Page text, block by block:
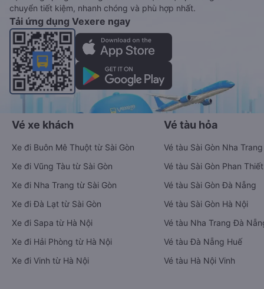
chuyển tiết kiệm, nhanh chóng và phù hợp nhất.
Tải ứng dụng Vexere ngay
Vé xe khách
Xe đi Buôn Mê Thuột từ Sài Gòn
Xe đi Vũng Tàu từ Sài Gòn
Xe đi Nha Trang từ Sài Gòn
Xe đi Đà Lạt từ Sài Gòn
Xe đi Sapa từ Hà Nội
Xe đi Hải Phòng từ Hà Nội
Xe đi Vinh từ Hà Nội
Vé tàu hỏa
Vé tàu Sài Gòn Nha Trang
Vé tàu Sài Gòn Phan Thiết
Vé tàu Sài Gòn Đà Nẵng
Vé tàu Sài Gòn Hà Nội
Vé tàu Nha Trang Đà
Vé tàu Đà Nẵng Huế
Vé tàu Hà Nội Vinh